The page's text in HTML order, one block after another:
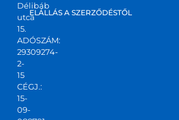
Délibáb
utca
15.
ADÓSZÁM:
29309274-
2-
15
CÉGJ.:
15-
09-
ELÁLLÁS A SZERZŐDÉSTŐL